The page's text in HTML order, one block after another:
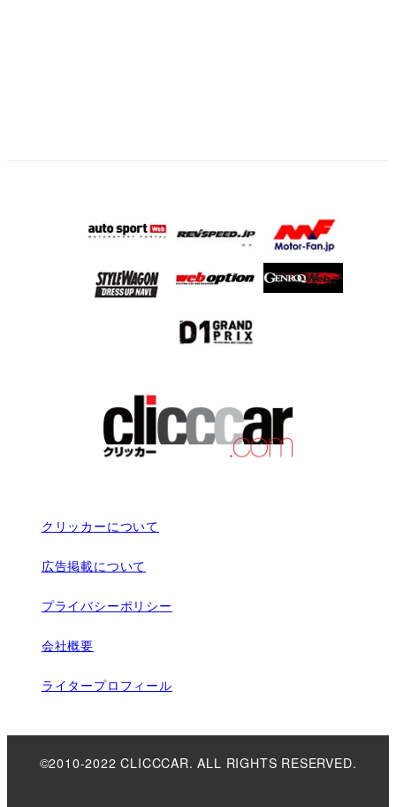
クリッカーについて
広告掲載について
プライバシーポリシー
会社概要
ライタープロフィール
©2010-2022 CLICCCAR. ALL RIGHTS RESERVED.